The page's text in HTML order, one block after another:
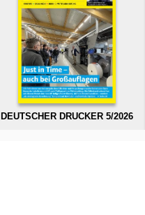
DEUTSCHER DRUCKER 5/2026